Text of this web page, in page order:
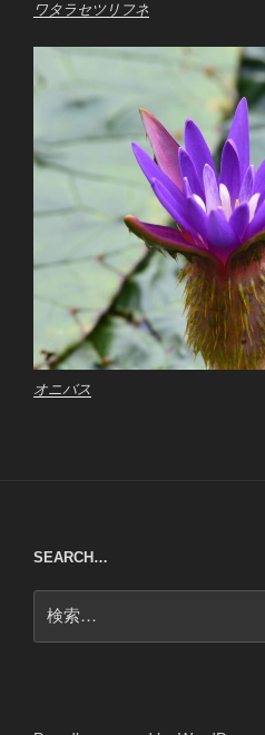
ワタラセツリフネ
オニバス
SEARCH…
索: